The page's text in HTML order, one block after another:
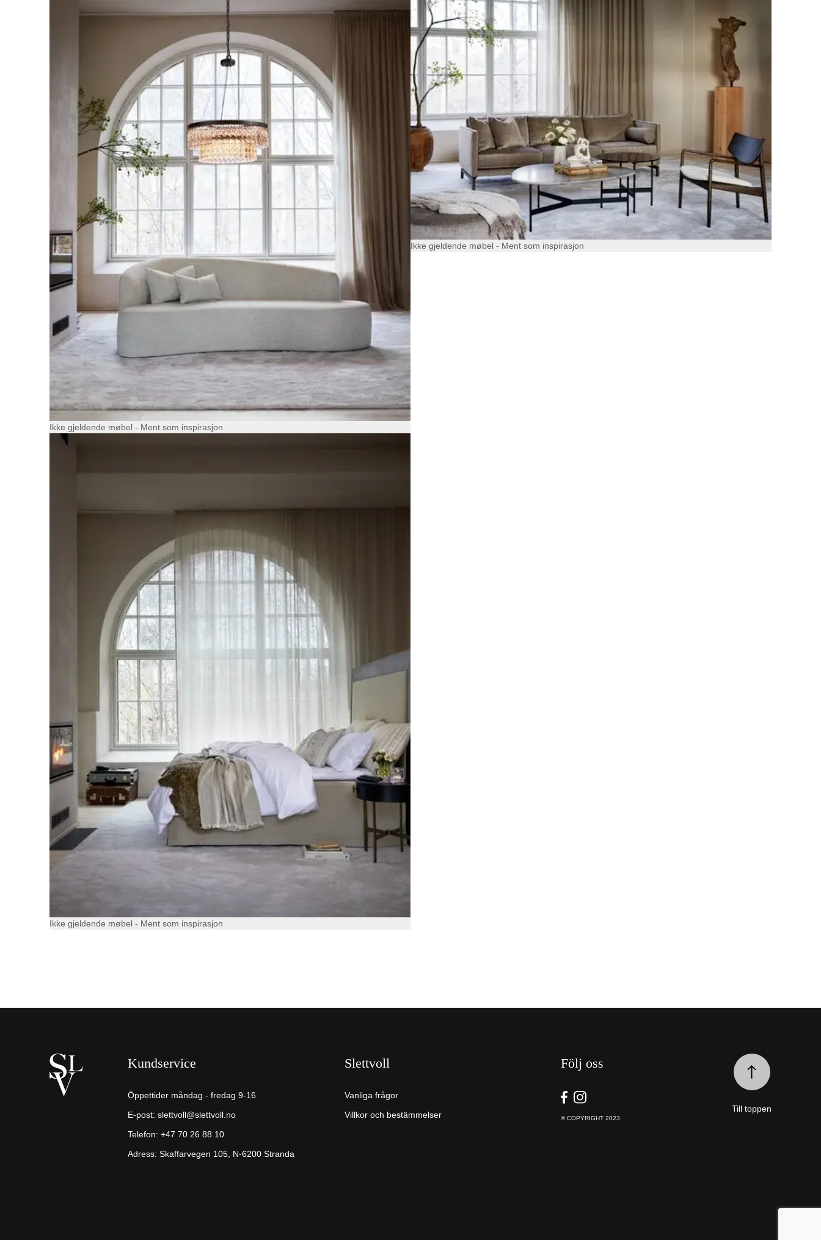
Ikke gjeldende møbel - Ment som inspirasjon
Ikke gjeldende møbel - Ment som inspirasjon
Ikke gjeldende møbel - Ment som inspirasjon
Kundservice
Öppettider måndag - fredag 9-16
E-post:slettvoll@slettvoll.no
Telefon: +47 70 26 88 10
Adress: Skaffarvegen 105, N-6200 Stranda
Slettvoll
Vanliga frågor
Villkor och bestämmelser
Följ oss
© COPYRIGHT 2023
Till toppen